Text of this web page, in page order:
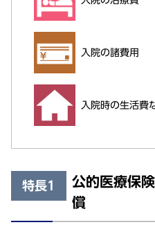
入院の諸費用
入院時の生活費
特長1
公的医療保
償